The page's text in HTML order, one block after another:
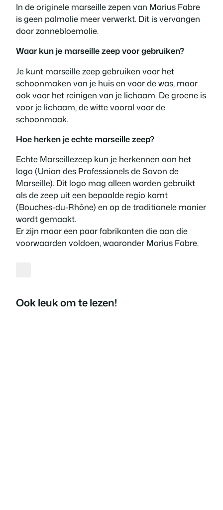
In de originele marseille zepen van Marius Fabre
is geen palmolie meer verwerkt. Dit is vervangen
door zonnebloemolie.
Waar kun je marseille zeep voor gebruiken?
Je kunt marseille zeep gebruiken voor het
schoonmaken van je huis en voor de was, maar
ook voor het reinigen van je lichaam. De groene is
voor je lichaam, de witte vooral voor de
schoonmaak.
Hoe herken je echte marseille zeep?
Echte Marseillezeep kun je herkennen aan het
logo (Union des Professionels de Savon de
Marseille). Dit logo mag alleen worden gebruikt
als de zeep uit een bepaalde regio komt
(Bouches-du-Rhône) en op de traditionele manier
wordt gemaakt.
Er zijn maar een paar fabrikanten die aan die
voorwaarden voldoen, waaronder Marius Fabre.
Ook leuk om te lezen!